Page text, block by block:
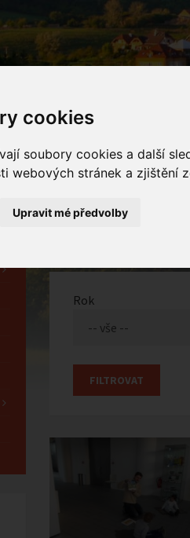
cookies
soubory cookies a další
webových stránek a zjištění
Upravit mé předvolby
Rok